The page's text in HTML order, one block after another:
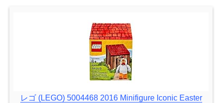
レゴ (LEGO) 5004468 2016 Minifigure Iconic Easter